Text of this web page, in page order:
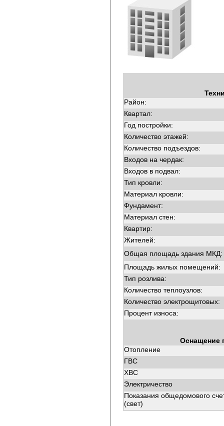
Район:
Квартал:
Год постройки:
Количество этажей:
Количество подъездов:
Входов на чердак:
Входов в подвал:
Тип кровли:
Материал кровли:
Фундамент:
Материал стен:
Квартир:
Жителей:
Общая площадь здания МКД:
Площадь жилых помещений:
Тип розлива:
Количество теплоузлов:
Количество электрощитовых:
Процент износа:
Оснащение
Отопление
ГВС
ХВС
Электричество
Показания общедомового
(свет)